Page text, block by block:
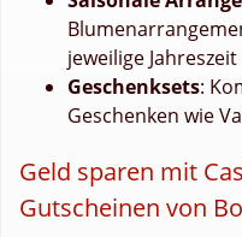
jeweilige
Geschenksets:
Geschenken wie
Geld sparen mit
Gutscheinen von